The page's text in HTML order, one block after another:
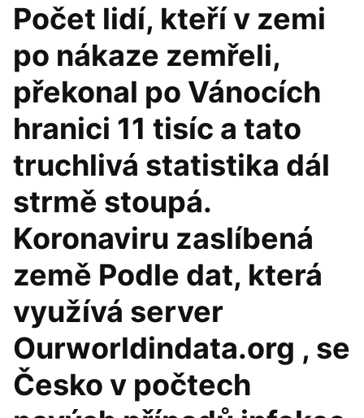
Počet lidí, kteří v zemi
po nákaze zemřeli,
překonal po Vánocích
hranici 11 tisíc a tato
truchlivá statistika dál
strmě stoupá.
Koronaviru zaslíbená
země Podle dat, která
využívá server
Ourworldindata.org , se
Česko v počtech